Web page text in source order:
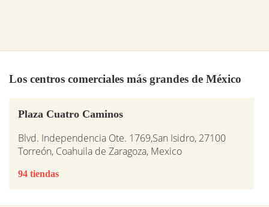
Los centros comerciales más grandes de México
Plaza Cuatro Caminos
Blvd. Independencia Ote. 1769,San Isidro, 27100
Torreón, Coahuila de Zaragoza, Mexico
94 tiendas